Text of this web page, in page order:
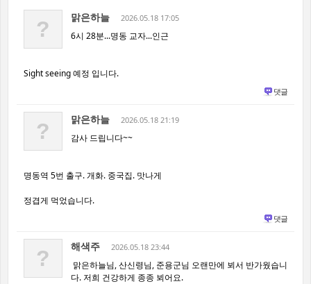
? 맑은하늘 2026.05.18 17:05
6시 28분...명동 교자...인근
Sight seeing 예정 입니다.
댓글
? 맑은하늘 2026.05.18 21:19
감사 드립니다~~
명동역 5번 출구. 개화. 중국집. 맛나게
정겹게 먹었습니다.
댓글
? 해색주 2026.05.18 23:44
맑은하늘님, 산신령님, 준용군님 오랜만에 뵈서 반가웠습니
다. 저희 건강하게 종종 뵈어요.